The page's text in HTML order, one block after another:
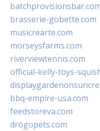
brasserie-gobette.com
musicrearte.com
morseysfarms.com
riverviewtennis.com
official-kelly-toys-
bbq-empire-usa.com
feedstoreva.com
drogopets.com